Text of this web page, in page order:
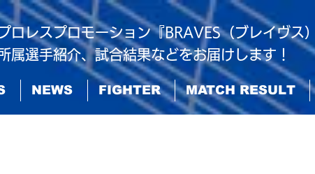
ロレスプロモーション『BRAVES（ブレイヴス
属選手紹介、試合結果などをお届けします！
NEWS FIGHTER MATCH RESULT